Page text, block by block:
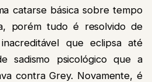
catarse básica sobre tempo
porém tudo é resolvido de
que eclipsa até
sadismo psicológico que a
contra Grey. Novamente, é